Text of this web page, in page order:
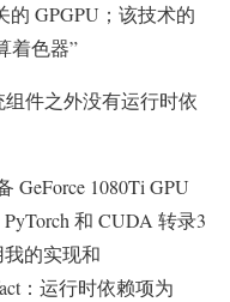
的 GPGPU；该技术的
着色器”
件之外没有运行时依
GeForce 1080Ti GPU
和 CUDA 转录3
的实现和
：运行时依赖项为